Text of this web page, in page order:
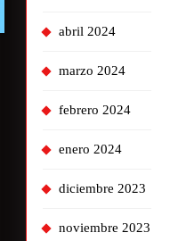
abril 2024
marzo 2024
febrero 2024
enero 2024
diciembre 2023
noviembre 2023